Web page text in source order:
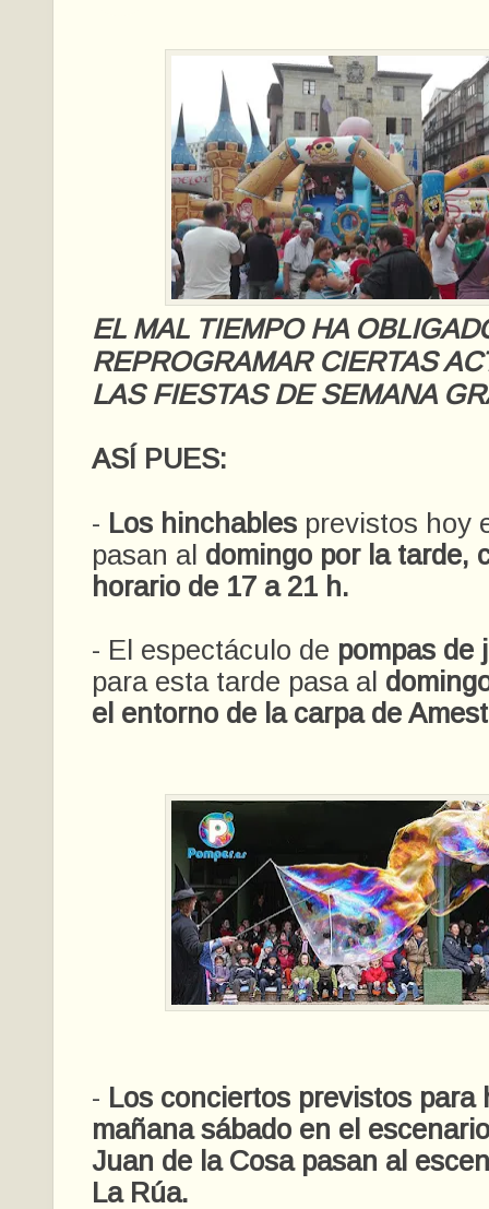
EL MAL TIEMPO HA
REPROGRAMAR CIERTAS
LAS FIESTAS DE SEMANA
ASÍ PUES:
- Los hinchables previstos hoy
pasan al domingo por la tarde,
horario de 17 a 21 h.
- El espectáculo de pompas de
para esta tarde pasa al
el entorno de la carpa de
- Los conciertos previstos para
mañana sábado en el
Juan de la Cosa pasan al
La Rúa.